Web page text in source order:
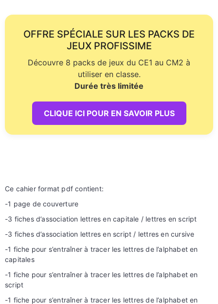
OFFRE SPÉCIALE SUR LES PACKS DE
JEUX PROFISSIME
Découvre 8 packs de jeux du CE1 au CM2 à
utiliser en classe.
Durée très limitée
CLIQUE ICI POUR EN SAVOIR PLUS
Ce cahier format pdf contient:
-1 page de couverture
-3 fiches d’association lettres en capitale / lettres en script
-3 fiches d’association lettres en script / lettres en cursive
-1 fiche pour s’entraîner à tracer les lettres de l’alphabet en
capitales
-1 fiche pour s’entraîner à tracer les lettres de l’alphabet en
script
-1 fiche pour s’entraîner à tracer les lettres de l’alphabet en